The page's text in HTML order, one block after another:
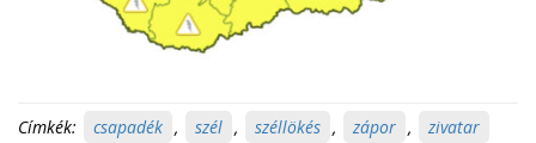
Címkék: csapadék , szél , széllökés , zápor , zivatar